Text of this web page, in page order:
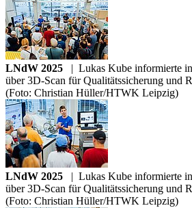
LNdW 2025 | Lukas Kube informierte
über 3D-Scan für Qualitätssicherung und
(Foto: Christian Hüller/HTWK Leipzig)
LNdW 2025 | Lukas Kube informierte
über 3D-Scan für Qualitätssicherung und
(Foto: Christian Hüller/HTWK Leipzig)